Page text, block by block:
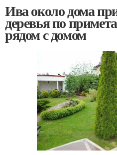
Ива около дома
деревья по
рядом с домом